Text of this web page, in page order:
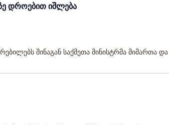
დროებით იშლება
შინაგან საქმეთა მინისტრმა მიმართა და